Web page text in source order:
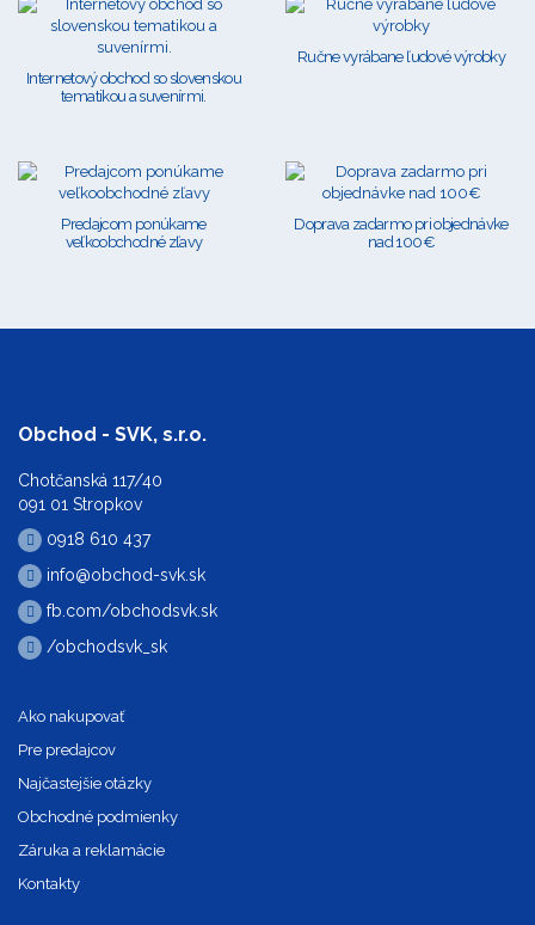
Internetový obchod so slovenskou
tematikou a suvenírmi.
Ručne vyrábane ľudové výrobky
Predajcom ponúkame
veľkoobchodné zľavy
Doprava zadarmo pri objednávke
nad 100€
Obchod - SVK, s.r.o.
Chotčanská 117/40
091 01 Stropkov
0918 610 437
info@obchod-svk.sk
fb.com/obchodsvk.sk
/obchodsvk_sk
Ako nakupovať
Pre predajcov
Najčastejšie otázky
Obchodné podmienky
Záruka a reklamácie
Kontakty